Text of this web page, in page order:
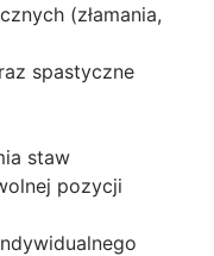
(złamania,
spastyczne
staw
pozycji